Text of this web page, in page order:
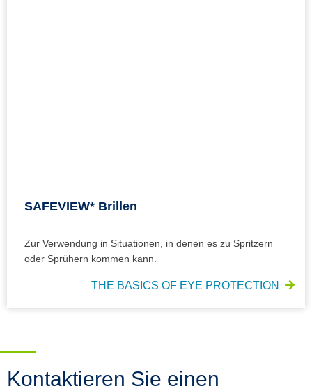
SAFEVIEW* Brillen
Zur Verwendung in Situationen, in denen es zu Spritzern
oder Sprühern kommen kann.
THE BASICS OF EYE PROTECTION
Kontaktieren Sie einen